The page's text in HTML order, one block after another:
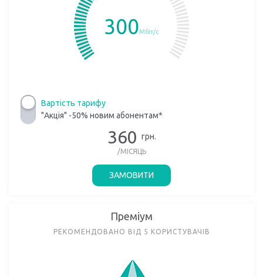
300Мбіт/с
Вартість тарифу
"Акція" -50% новим абонентам*
360 грн.
/МІСЯЦЬ
ЗАМОВИТИ
Преміум
РЕКОМЕНДОВАНО ВІД 5 КОРИСТУВАЧІВ